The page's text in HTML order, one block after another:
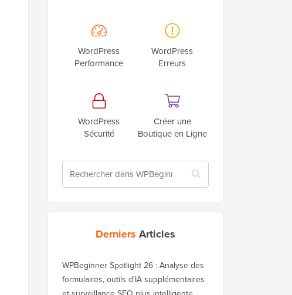
WordPress
Performance
WordPress
Erreurs
WordPress
Sécurité
Créer une
Boutique en Ligne
Derniers Articles
WPBeginner Spotlight 26 : Analyse des
formulaires, outils d'IA supplémentaires